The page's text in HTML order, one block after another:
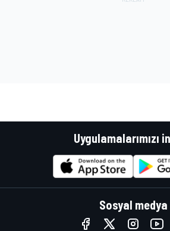
Uygulamalarımızı
Sosyal medya